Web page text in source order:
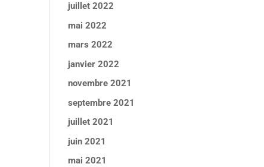
juillet 2022
mai 2022
mars 2022
janvier 2022
novembre 2021
septembre 2021
juillet 2021
juin 2021
mai 2021